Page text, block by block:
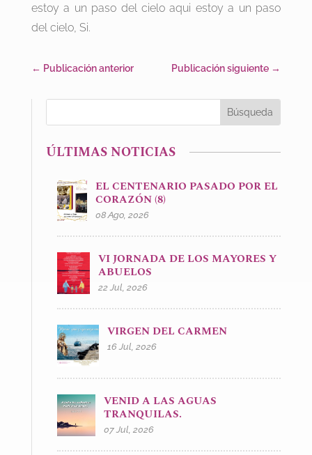
estoy a un paso del cielo aqui estoy a un paso
del cielo, Si.
← Publicación anterior Publicación siguiente →
ÚLTIMAS NOTICIAS
EL CENTENARIO PASADO POR EL
CORAZÓN (8)
08 Ago, 2026
VI JORNADA DE LOS MAYORES Y
ABUELOS
22 Jul, 2026
VIRGEN DEL CARMEN
16 Jul, 2026
VENID A LAS AGUAS
TRANQUILAS.
07 Jul, 2026